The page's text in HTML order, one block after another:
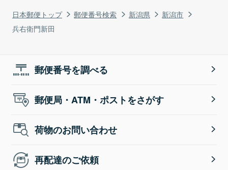
日本郵便トップ 郵便番号検索 新潟県
新潟市
兵右衛門新田
郵便番号を調べる
郵便局・ATM・ポストをさがす
荷物のお問い合わせ
再配達のご依頼